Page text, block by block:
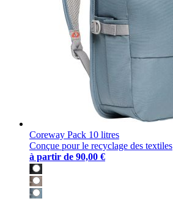
Coreway Pack 10 litres
Conçue pour le recyclage des textiles
à partir de 90,00 €